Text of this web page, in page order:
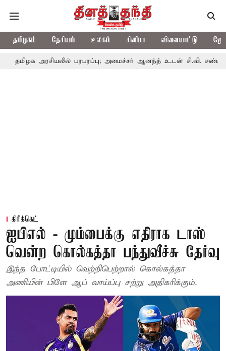
தமிழகம் தேசியம் உலகம் சினிமா விளையாட்டு
அரசியலில் பரபரப்பு; அமைச்சர் ஆனந்த் உடன் சி.வி. சண்முகம்,
கிரிக்கெட்
ஐபிஎல் - மும்பைக்கு எதிராக டாஸ்
வென்ற கொல்கத்தா பந்துவீச்சு தேர்வு
இந்த போட்டியில் வெற்றிபெற்றால் கொல்கத்தா
அணியின் பிளே ஆப் வாய்ப்பு சற்று அதிகரிக்கும்.